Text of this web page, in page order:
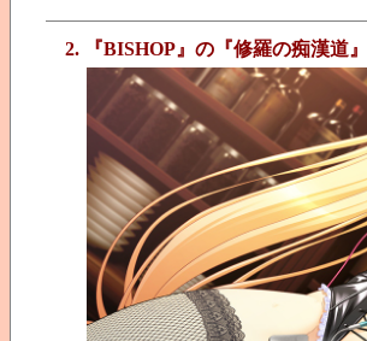
2. 『BISHOP』の『修羅の痴漢道